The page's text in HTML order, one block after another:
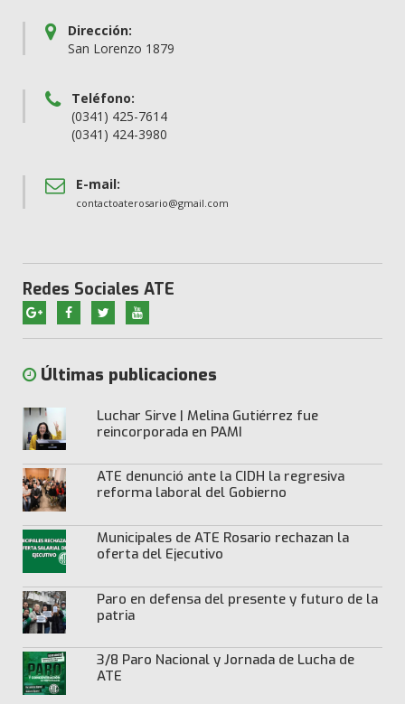
Dirección:
San Lorenzo 1879
Teléfono:
(0341) 425-7614
(0341) 424-3980
E-mail:
contactoaterosario@gmail.com
Redes Sociales ATE
Últimas publicaciones
Luchar Sirve | Melina Gutiérrez fue
reincorporada en PAMI
ATE denunció ante la CIDH la regresiva
reforma laboral del Gobierno
Municipales de ATE Rosario rechazan la
oferta del Ejecutivo
Paro en defensa del presente y futuro de la
patria
3/8 Paro Nacional y Jornada de Lucha de
ATE